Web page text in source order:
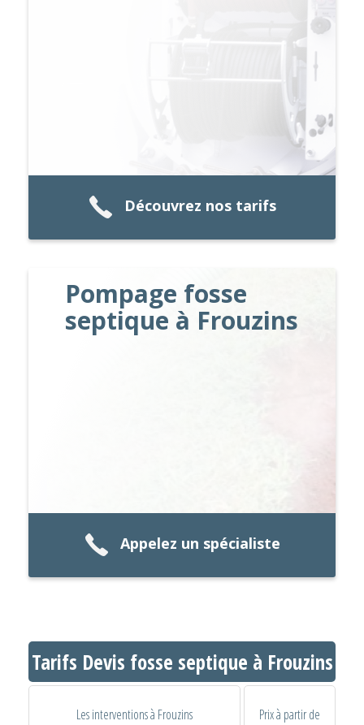
Découvrez nos tarifs
Pompage fosse
septique à Frouzins
Appelez un spécialiste
Tarifs Devis fosse septique à Frouzins
Les interventions à Frouzins Prix à partir de